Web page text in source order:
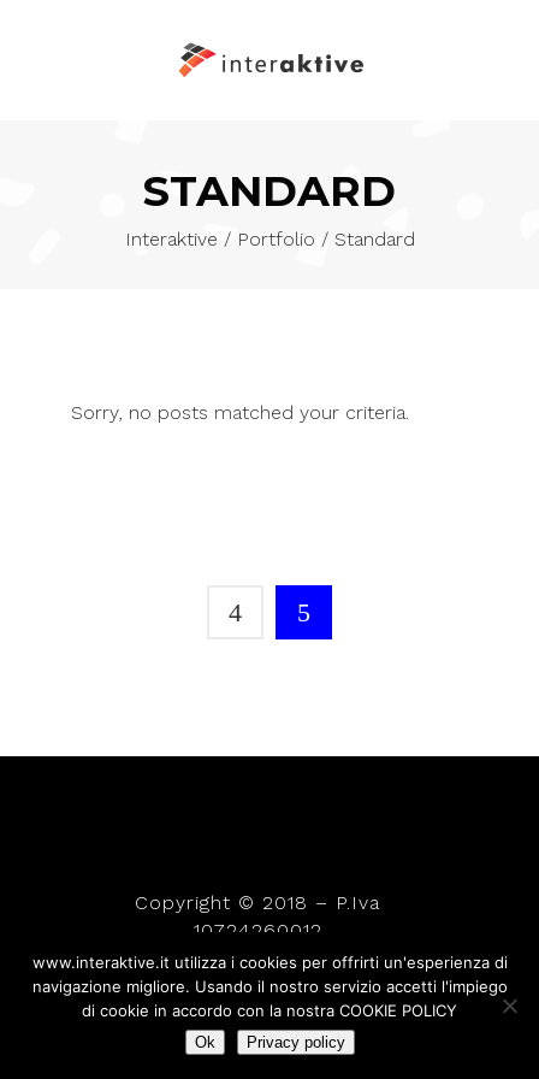
STANDARD
Interaktive / Portfolio / Standard
Sorry, no posts matched your criteria.
Copyright © 2018 – P.Iva
10724260012
www.interaktive.it utilizza i cookies per offrirti un'esperienza di
navigazione migliore. Usando il nostro servizio accetti l'impiego
di cookie in accordo con la nostra COOKIE POLICY
Ok Privacy policy